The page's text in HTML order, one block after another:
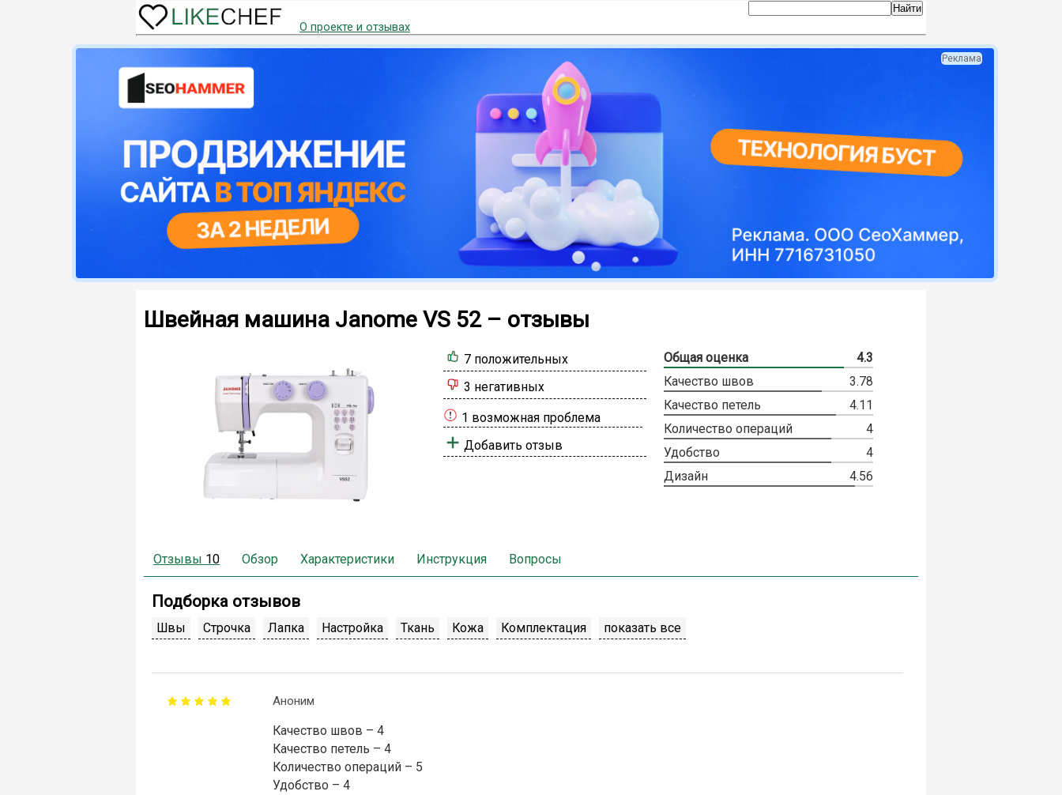
О проекте и отзывах
Реклама
Швейная машина Janome VS 52 – отзывы
7 положительных
3 негативных
1 возможная проблема
Добавить отзыв
Общая оценка
4.3
Качество швов
3.78
Качество петель
4.11
Количество операций
4
Удобство
4
Дизайн
4.56
Отзывы 10 Обзор Характеристики Инструкция Вопросы
Подборка отзывов
Швы Строчка Лапка Настройка Ткань Кожа Комплектация показать все
Аноним
Качество швов – 4
Качество петель – 4
Количество операций – 5
Удобство – 4